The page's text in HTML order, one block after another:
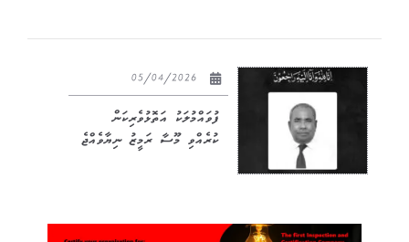
ފުވައްމުލަކު އަތޮޅުވެރިކަން
ކުރެއްވި މޫސާ ރަމީޒު ނިޔާވެއްޖެ